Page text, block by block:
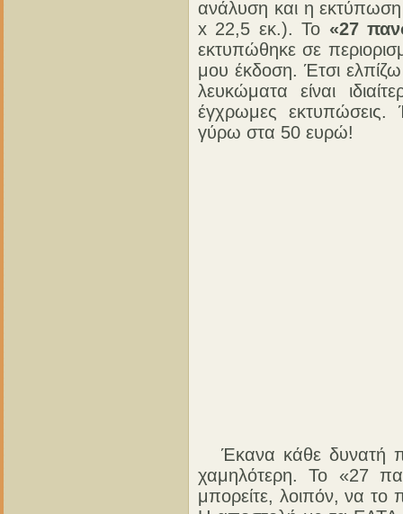
ανάλυση και η εκτύπωση
x 22,5 εκ.). Το «27
εκτυπώθηκε σε
μου έκδοση. Έτσι
λευκώματα είναι
έγχρωμες εκτυπώσεις.
γύρω στα 50 ευρώ!
Έκανα κάθε δυνατή
χαμηλότερη. Το «27
μπορείτε, λοιπόν, να το